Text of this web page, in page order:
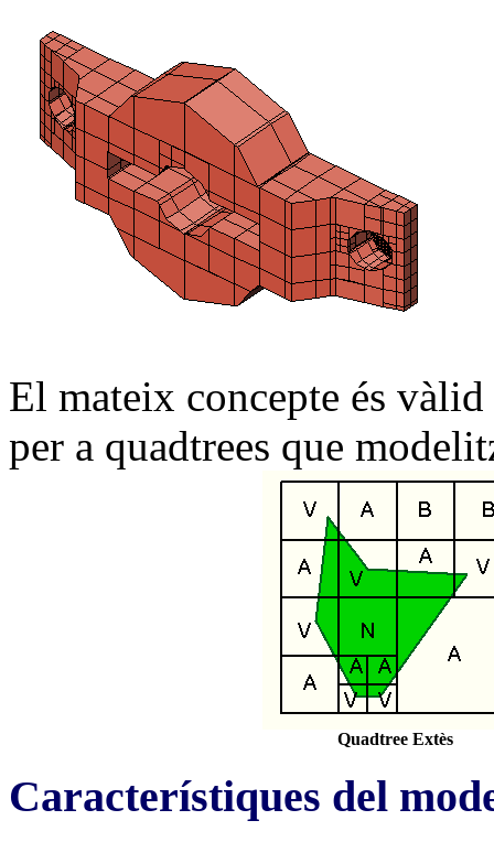
El mateix concepte és
per a quadtrees que
Quadtree Extès
Característiques del